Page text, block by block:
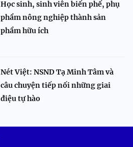
Học sinh, sinh viên biến phế, phụ
phẩm nông nghiệp thành sản
phẩm hữu ích
Nét Việt: NSND Tạ Minh Tâm và
câu chuyện tiếp nối những giai
điệu tự hào